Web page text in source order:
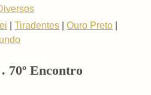
|Tiradentes |Ouro Preto
70º Encontro